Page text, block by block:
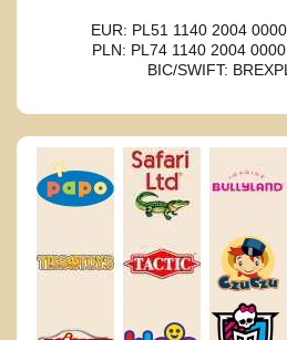
EUR: PL51 1140 2004
PLN: PL74 1140 2004
BIC/SWIFT: